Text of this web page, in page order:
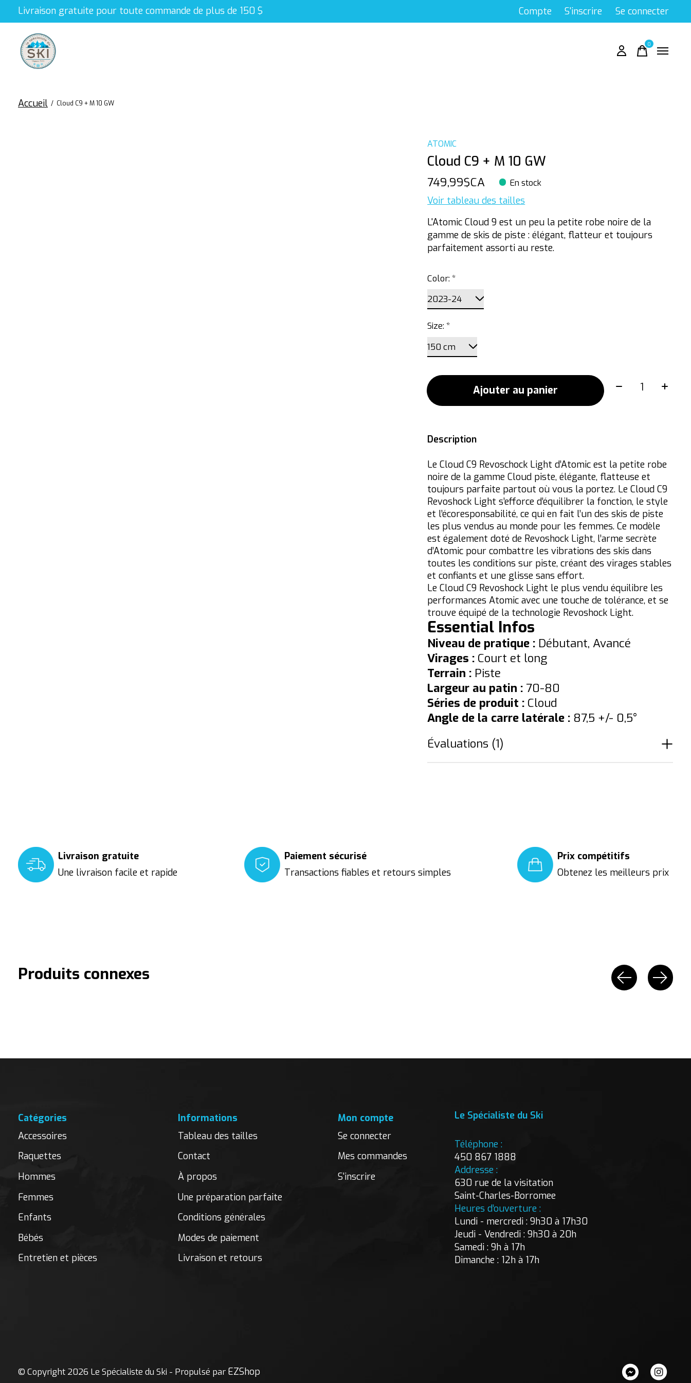
Livraison gratuite pour toute commande de plus de 150 $ Compte S'inscrire Se connecter
0items
Accueil / Cloud C9 + M 10 GW
ATOMIC
Cloud C9 + M 10 GW
749,99$CA En stock
Voir tableau des tailles
L'Atomic Cloud 9 est un peu la petite robe noire de la
gamme de skis de piste : élégant, flatteur et toujours
parfaitement assorti au reste.
Color: *
Size: *
Ajouter au panier
Quantité:
Description
Le Cloud C9 Revoschock Light d’Atomic est la petite robe
noire de la gamme Cloud piste, élégante, flatteuse et
toujours parfaite partout où vous la portez. Le Cloud C9
Revoshock Light s’efforce d’équilibrer la fonction, le style
et l’écoresponsabilité, ce qui en fait l’un des skis de piste
les plus vendus au monde pour les femmes. Ce modèle
est également doté de Revoshock Light, l’arme secrète
d’Atomic pour combattre les vibrations des skis dans
toutes les conditions sur piste, créant des virages stables
et confiants et une glisse sans effort.
Le Cloud C9 Revoshock Light le plus vendu équilibre les
performances Atomic avec une touche de tolérance, et se
trouve équipé de la technologie Revoshock Light.
Essential Infos
Niveau de pratique : Débutant, Avancé
Virages : Court et long
Terrain : Piste
Largeur au patin : 70-80
Séries de produit : Cloud
Angle de la carre latérale : 87,5 +/- 0,5°
Évaluations (1)
out of 5
Livraison gratuite
Une livraison facile et rapide
Paiement sécurisé
Transactions fiables et retours simples
Prix compétitifs
Obtenez les meilleurs prix
Produits connexes
Catégories
Accessoires
Raquettes
Hommes
Femmes
Enfants
Bébés
Entretien et pièces
Informations
Tableau des tailles
Contact
À propos
Une préparation parfaite
Conditions générales
Modes de paiement
Livraison et retours
Mon compte
Se connecter
Mes commandes
S'inscrire
Le Spécialiste du Ski
Téléphone :
450 867 1888
Addresse :
630 rue de la visitation
Saint-Charles-Borromee
Heures d’ouverture :
Lundi - mercredi : 9h30 à 17h30
Jeudi - Vendredi : 9h30 à 20h
Samedi : 9h à 17h
Dimanche : 12h à 17h
© Copyright 2026 Le Spécialiste du Ski - Propulsé par EZShop